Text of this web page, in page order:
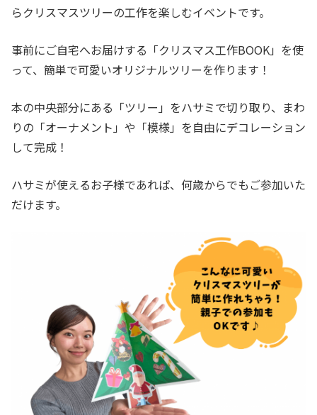
らクリスマスツリーの工作を楽しむイベントです。
事前にご自宅へお届けする「クリスマス工作BOOK」を使
って、簡単で可愛いオリジナルツリーを作ります！
本の中央部分にある「ツリー」をハサミで切り取り、まわ
りの「オーナメント」や「模様」を自由にデコレーション
して完成！
ハサミが使えるお子様であれば、何歳からでもご参加いた
だけます。